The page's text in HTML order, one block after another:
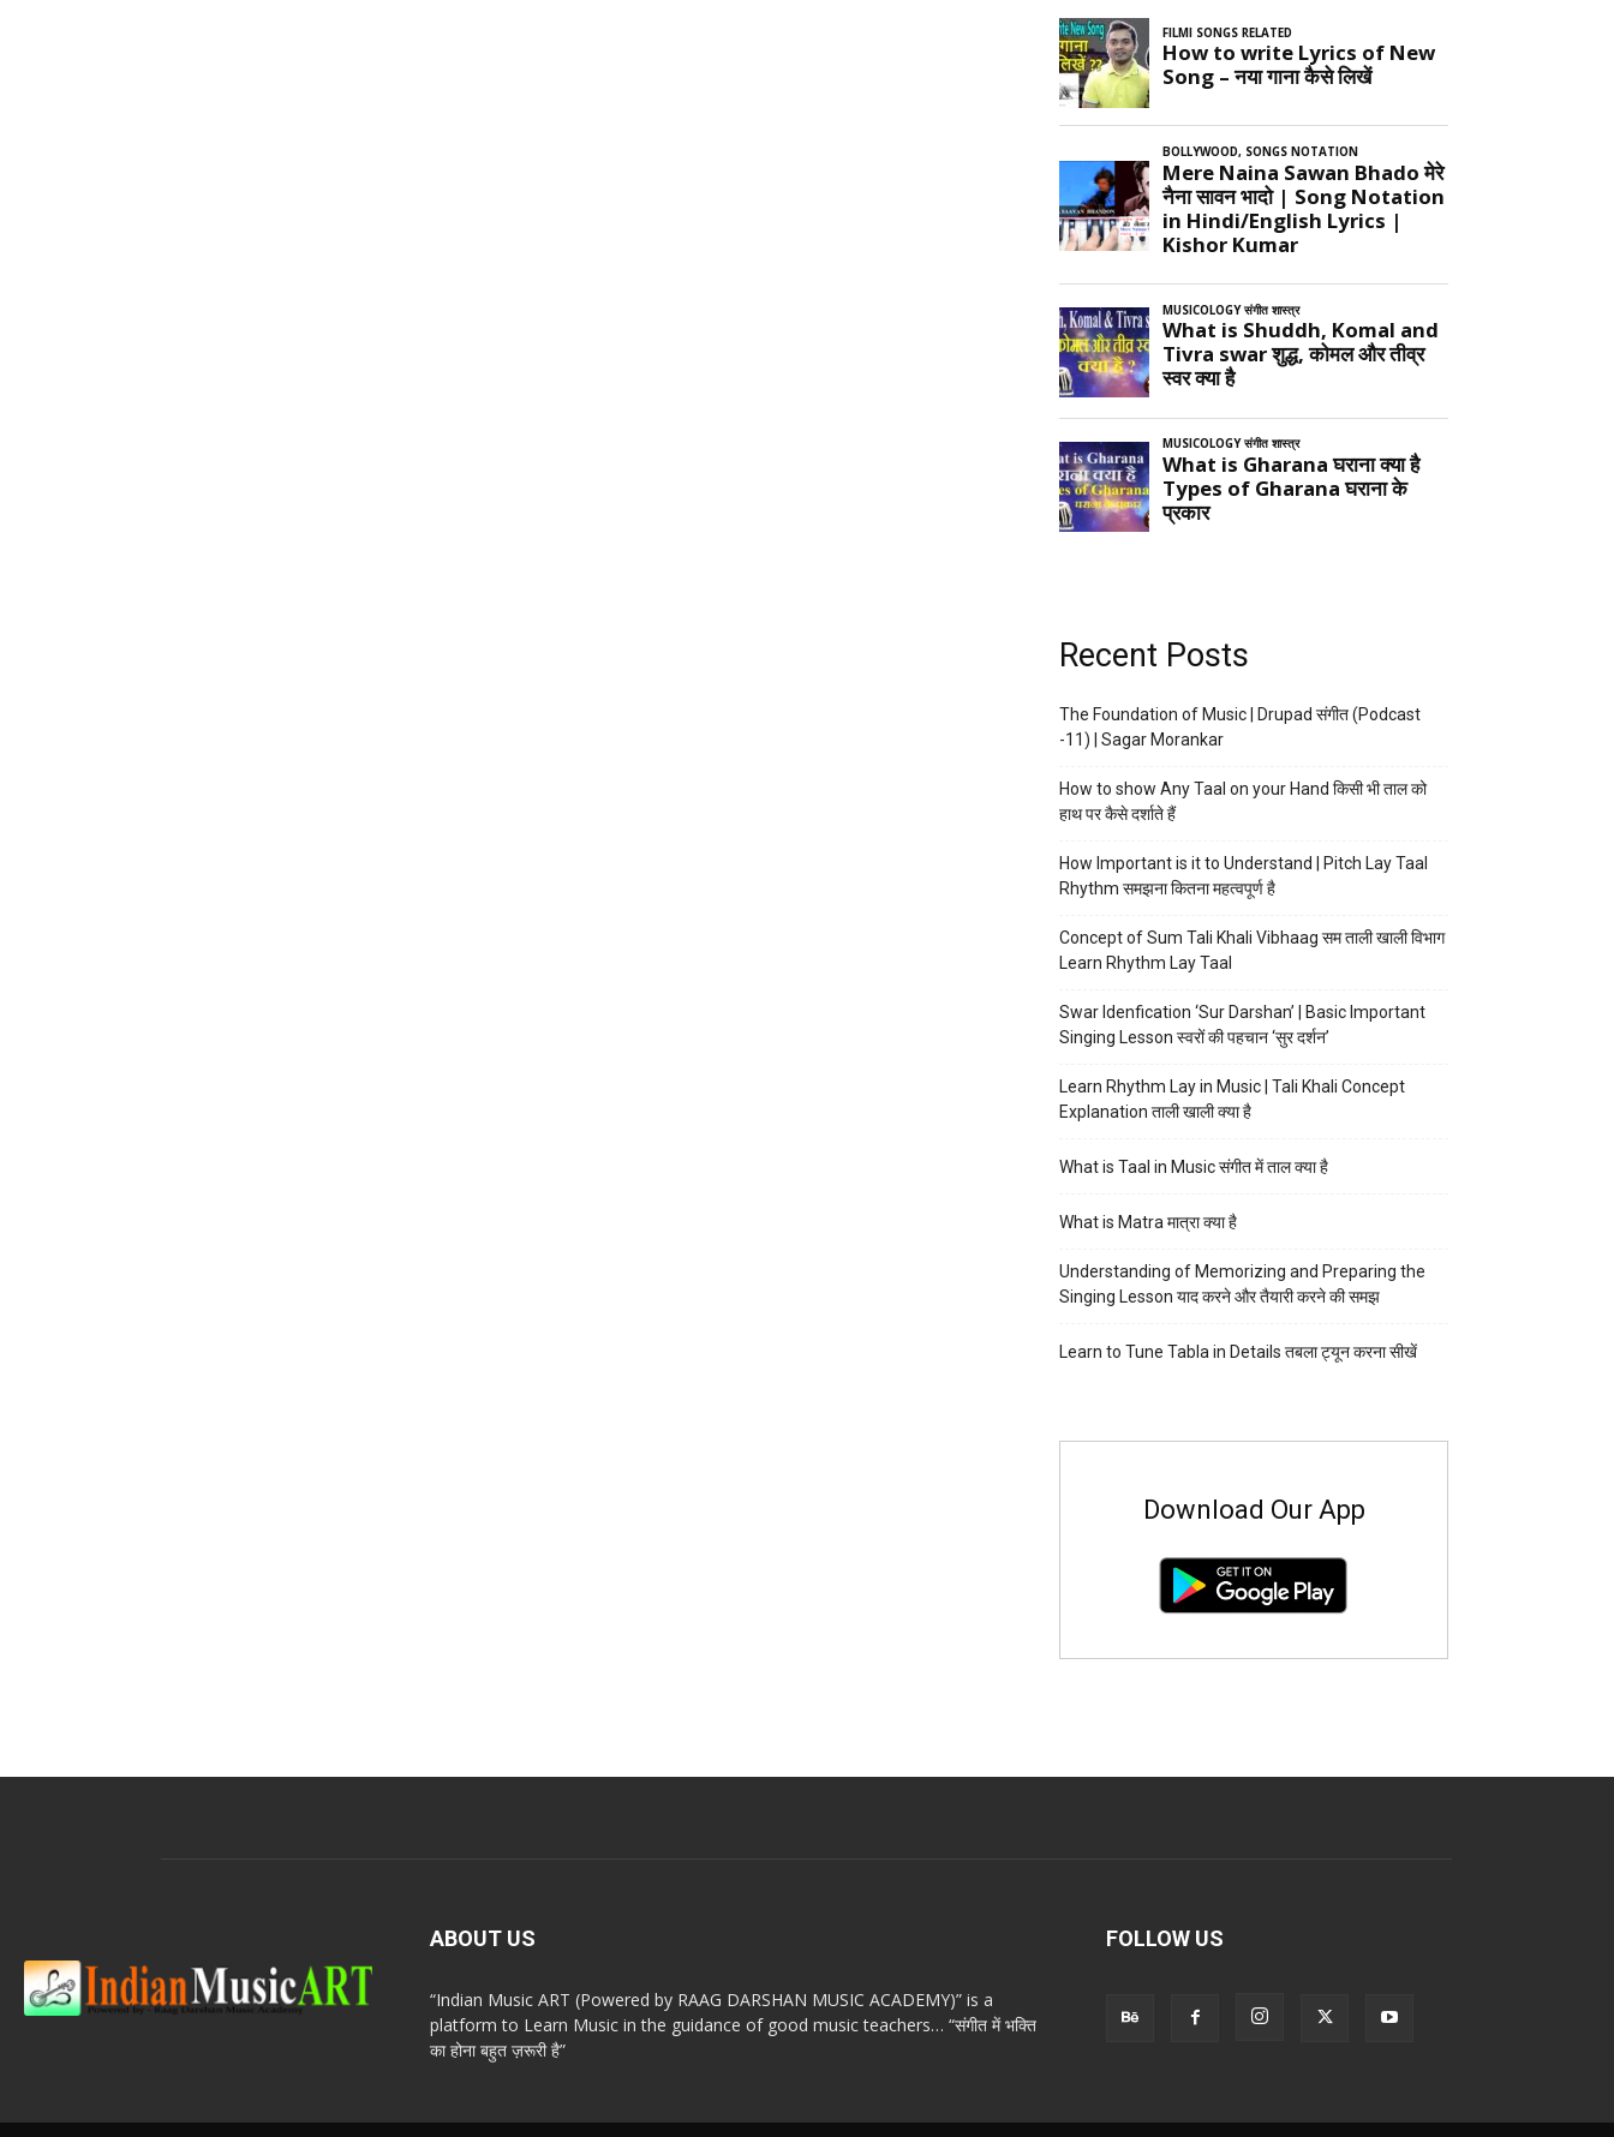
Recent Posts
The Foundation of Music | Drupad संगीत (Podcast
-11) | Sagar Morankar
How to show Any Taal on your Hand किसी भी ताल को
हाथ पर कैसे दर्शाते हैं
How Important is it to Understand | Pitch Lay Taal
Rhythm समझना कितना महत्वपूर्ण है
Concept of Sum Tali Khali Vibhaag सम ताली खाली विभाग
Learn Rhythm Lay Taal
Swar Idenfication ‘Sur Darshan’ | Basic Important
Singing Lesson स्वरों की पहचान ‘सुर दर्शन’
Learn Rhythm Lay in Music | Tali Khali Concept
Explanation ताली खाली क्या है
What is Taal in Music संगीत में ताल क्या है
What is Matra मात्रा क्या है
Understanding of Memorizing and Preparing the
Singing Lesson याद करने और तैयारी करने की समझ
Learn to Tune Tabla in Details तबला ट्यून करना सीखें
Download Our App
ABOUT US
“Indian Music ART (Powered by RAAG DARSHAN MUSIC ACADEMY)” is a
platform to Learn Music in the guidance of good music teachers… “संगीत में भक्ति
का होना बहुत ज़रूरी है”
FOLLOW US